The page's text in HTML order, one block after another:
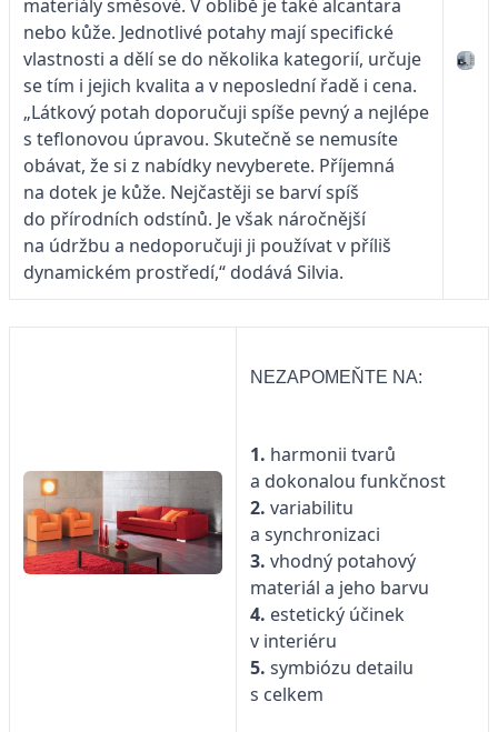
materiály směsové. V oblibě je také alcantara
nebo kůže. Jednotlivé potahy mají specifické
vlastnosti a dělí se do několika kategorií, určuje
se tím i jejich kvalita a v neposlední řadě i cena.
„Látkový potah doporučuji spíše pevný a nejlépe
s teflonovou úpravou. Skutečně se nemusíte
obávat, že si z nabídky nevyberete. Příjemná
na dotek je kůže. Nejčastěji se barví spíš
do přírodních odstínů. Je však náročnější
na údržbu a nedoporučuji ji používat v příliš
dynamickém prostředí,“ dodává Silvia.
NEZAPOMEŇTE NA:
1. harmonii tvarů
a dokonalou funkčnost
2. variabilitu
a synchronizaci
3. vhodný potahový
materiál a jeho barvu
4. estetický účinek
v interiéru
5. symbiózu detailu
s celkem